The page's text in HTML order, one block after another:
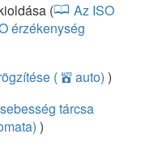
(
Az ISO
érzékenység
(b auto) )
tárcsa
)